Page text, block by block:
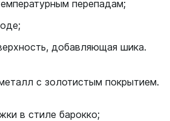
перепадам;
добавляющая шика.
с золотистым покрытием.
в стиле барокко;